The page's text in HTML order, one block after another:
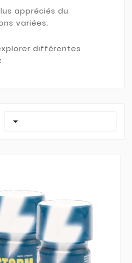
appréciés du
variées.
différentes

(SVG inchangé)